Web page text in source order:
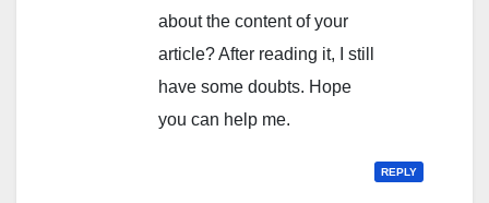
about the content of your
article? After reading it, I still
have some doubts. Hope
you can help me.
REPLY